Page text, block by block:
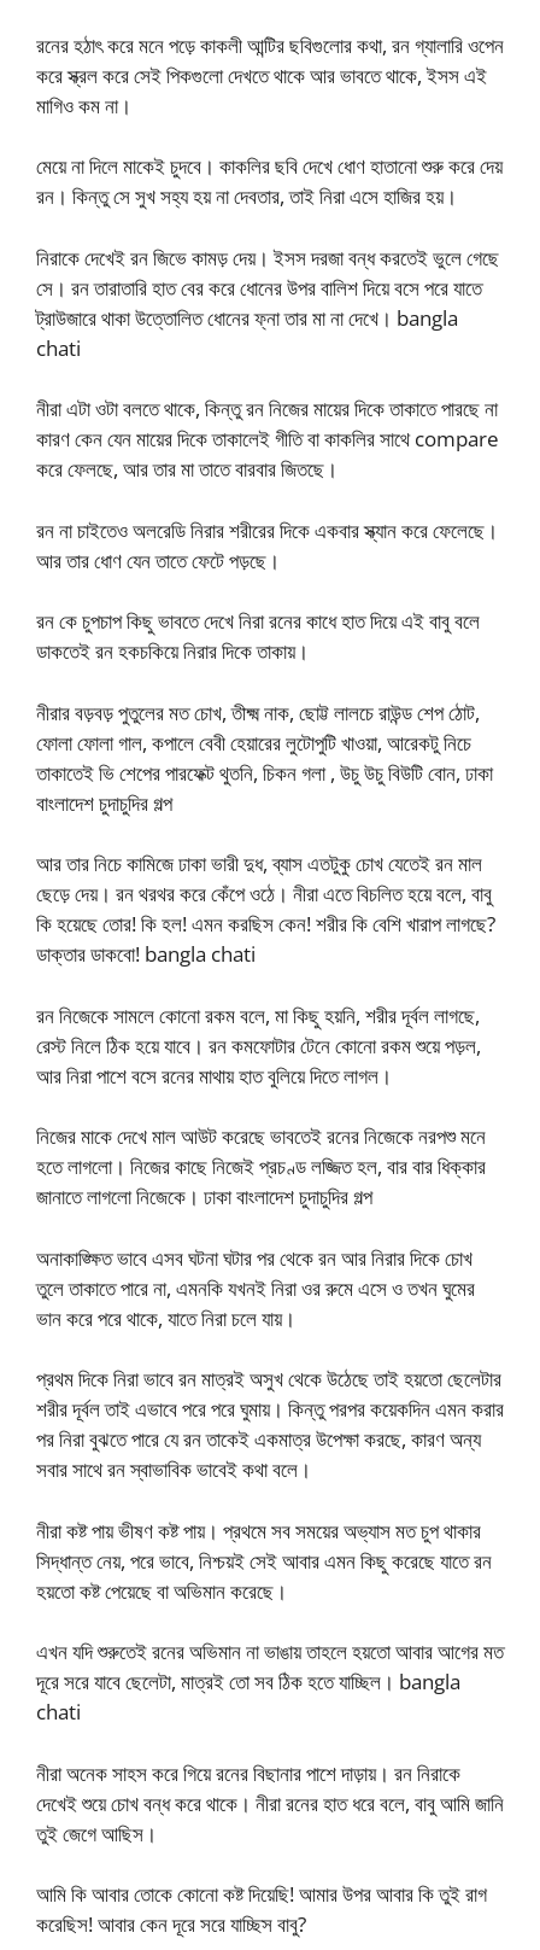
রনের হঠাৎ করে মনে পড়ে কাকলী আন্টির ছবিগুলোর কথা, রন গ্যালারি ওপেন
করে স্ক্রল করে সেই পিকগুলো দেখতে থাকে আর ভাবতে থাকে, ইসস এই
মাগিও কম না।
মেয়ে না দিলে মাকেই চুদবে। কাকলির ছবি দেখে ধোণ হাতানো শুরু করে দেয়
রন। কিন্তু সে সুখ সহ্য হয় না দেবতার, তাই নিরা এসে হাজির হয়।
নিরাকে দেখেই রন জিভে কামড় দেয়। ইসস দরজা বন্ধ করতেই ভুলে গেছে
সে। রন তারাতারি হাত বের করে ধোনের উপর বালিশ দিয়ে বসে পরে যাতে
ট্রাউজারে থাকা উত্তোলিত ধোনের ফ্না তার মা না দেখে। bangla
chati
নীরা এটা ওটা বলতে থাকে, কিন্তু রন নিজের মায়ের দিকে তাকাতে পারছে না
কারণ কেন যেন মায়ের দিকে তাকালেই গীতি বা কাকলির সাথে compare
করে ফেলছে, আর তার মা তাতে বারবার জিতছে।
রন না চাইতেও অলরেডি নিরার শরীরের দিকে একবার স্ক্যান করে ফেলেছে।
আর তার ধোণ যেন তাতে ফেটে পড়ছে।
রন কে চুপচাপ কিছু ভাবতে দেখে নিরা রনের কাধে হাত দিয়ে এই বাবু বলে
ডাকতেই রন হকচকিয়ে নিরার দিকে তাকায়।
নীরার বড়বড় পুতুলের মত চোখ, তীক্ষ্ম নাক, ছোট্ট লালচে রাউন্ড শেপ ঠোট,
ফোলা ফোলা গাল, কপালে বেবী হেয়ারের লুটোপুটি খাওয়া, আরেকটু নিচে
তাকাতেই ভি শেপের পারফেক্ট থুতনি, চিকন গলা , উচু উচু বিউটি বোন, ঢাকা
বাংলাদেশ চুদাচুদির গল্প
আর তার নিচে কামিজে ঢাকা ভারী দুধ, ব্যাস এতটুকু চোখ যেতেই রন মাল
ছেড়ে দেয়। রন থরথর করে কেঁপে ওঠে। নীরা এতে বিচলিত হয়ে বলে, বাবু
কি হয়েছে তোর! কি হল! এমন করছিস কেন! শরীর কি বেশি খারাপ লাগছে?
ডাক্তার ডাকবো! bangla chati
রন নিজেকে সামলে কোনো রকম বলে, মা কিছু হয়নি, শরীর দূর্বল লাগছে,
রেস্ট নিলে ঠিক হয়ে যাবে। রন কমফোটার টেনে কোনো রকম শুয়ে পড়ল,
আর নিরা পাশে বসে রনের মাথায় হাত বুলিয়ে দিতে লাগল।
নিজের মাকে দেখে মাল আউট করেছে ভাবতেই রনের নিজেকে নরপশু মনে
হতে লাগলো। নিজের কাছে নিজেই প্রচণ্ড লজ্জিত হল, বার বার ধিক্কার
জানাতে লাগলো নিজেকে। ঢাকা বাংলাদেশ চুদাচুদির গল্প
অনাকাঙ্ক্ষিত ভাবে এসব ঘটনা ঘটার পর থেকে রন আর নিরার দিকে চোখ
তুলে তাকাতে পারে না, এমনকি যখনই নিরা ওর রুমে এসে ও তখন ঘুমের
ভান করে পরে থাকে, যাতে নিরা চলে যায়।
প্রথম দিকে নিরা ভাবে রন মাত্রই অসুখ থেকে উঠেছে তাই হয়তো ছেলেটার
শরীর দূর্বল তাই এভাবে পরে পরে ঘুমায়। কিন্তু পরপর কয়েকদিন এমন করার
পর নিরা বুঝতে পারে যে রন তাকেই একমাত্র উপেক্ষা করছে, কারণ অন্য
সবার সাথে রন স্বাভাবিক ভাবেই কথা বলে।
নীরা কষ্ট পায় ভীষণ কষ্ট পায়। প্রথমে সব সময়ের অভ্যাস মত চুপ থাকার
সিদ্ধান্ত নেয়, পরে ভাবে, নিশ্চয়ই সেই আবার এমন কিছু করেছে যাতে রন
হয়তো কষ্ট পেয়েছে বা অভিমান করেছে।
এখন যদি শুরুতেই রনের অভিমান না ভাঙায় তাহলে হয়তো আবার আগের মত
দূরে সরে যাবে ছেলেটা, মাত্রই তো সব ঠিক হতে যাচ্ছিল। bangla
chati
নীরা অনেক সাহস করে গিয়ে রনের বিছানার পাশে দাড়ায়। রন নিরাকে
দেখেই শুয়ে চোখ বন্ধ করে থাকে। নীরা রনের হাত ধরে বলে, বাবু আমি জানি
তুই জেগে আছিস।
আমি কি আবার তোকে কোনো কষ্ট দিয়েছি! আমার উপর আবার কি তুই রাগ
করেছিস! আবার কেন দূরে সরে যাচ্ছিস বাবু?